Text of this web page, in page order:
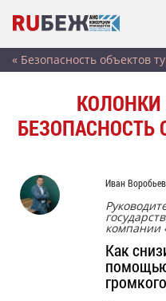
« Безопасность объектов
КОЛОНКИ
БЕЗОПАСНОСТЬ
Иван Воробьев
компании
Как